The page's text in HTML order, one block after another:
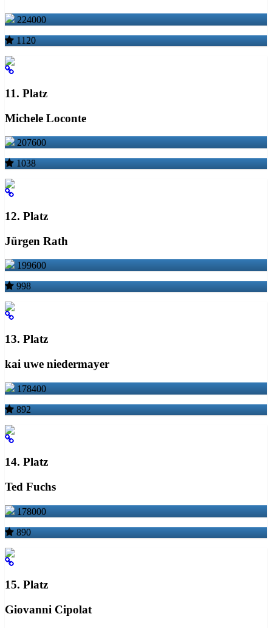
224000
1120
11. Platz
Michele Loconte
207600
1038
12. Platz
Jürgen Rath
199600
998
13. Platz
kai uwe niedermayer
178400
892
14. Platz
Ted Fuchs
178000
890
15. Platz
Giovanni Cipolat